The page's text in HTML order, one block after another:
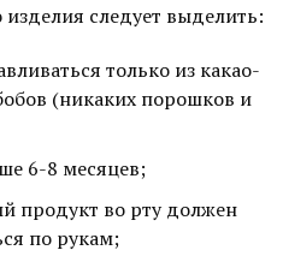
следует выделить:
только из какао-
(никаких порошков и
6-8 месяцев;
продукт во рту должен
по рукам;